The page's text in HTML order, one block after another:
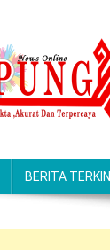
BERITA TERKINI